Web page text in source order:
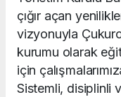
çığır açan
vizyonuyla
kurumu olarak
için
Sistemli, disiplinli